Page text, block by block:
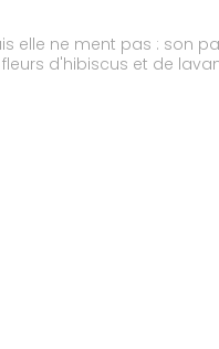
elle ne ment pas : son
d'hibiscus et de